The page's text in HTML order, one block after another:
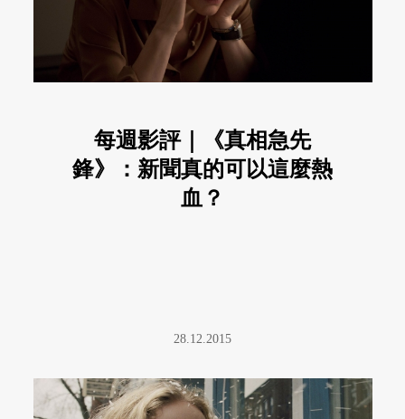
每週影評｜《真相急先
鋒》：新聞真的可以這麼熱
血？
28.12.2015